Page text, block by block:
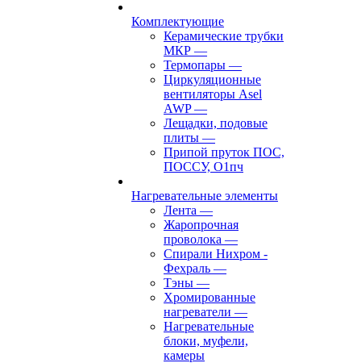
Комплектующие
Керамические трубки
МКР —
Термопары —
Циркуляционные
вентиляторы Asel
AWP—
Лещадки, подовые
плиты —
Припой пруток ПОС,
ПОССУ, О1пч
Нагревательные элементы
Лента —
Жаропрочная
проволока —
Спирали Нихром -
Фехраль —
Тэны —
Хромированные
нагреватели —
Нагревательные
блоки, муфели,
камеры